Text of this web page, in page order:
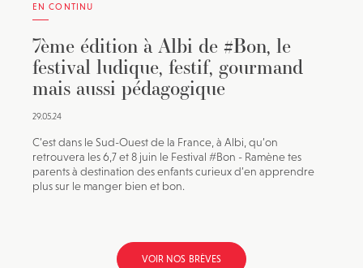
EN CONTINU
7ème édition à Albi de #Bon, le
festival ludique, festif, gourmand
mais aussi pédagogique
29.05.24
C’est dans le Sud-Ouest de la France, à Albi, qu’on
retrouvera les 6,7 et 8 juin le Festival #Bon - Ramène tes
parents à destination des enfants curieux d’en apprendre
plus sur le manger bien et bon.
VOIR NOS BRÈVES